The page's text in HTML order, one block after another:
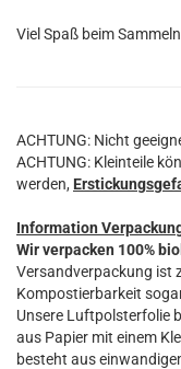
Viel Spaß beim
ACHTUNG: Nicht
ACHTUNG: Kleinteile
werden,
Information
Wir verpacken 100%
Versandverpackung ist
Kompostierbarkeit
Unsere Luftpolsterfolie
aus Papier mit einem
besteht aus